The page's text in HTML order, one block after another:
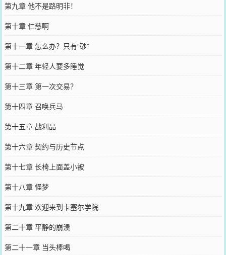
第九章 他不是路明非！
第十章 仁慈啊
第十一章 怎么办？只有“砂”
第十二章 年轻人要多睡觉
第十三章 第一次交易？
第十四章 召唤兵马
第十五章 战利品
第十六章 契约与历史节点
第十七章 长椅上面盖小被
第十八章 怪梦
第十九章 欢迎来到卡塞尔学院
第二十章 平静的崩溃
第二十一章 当头棒喝